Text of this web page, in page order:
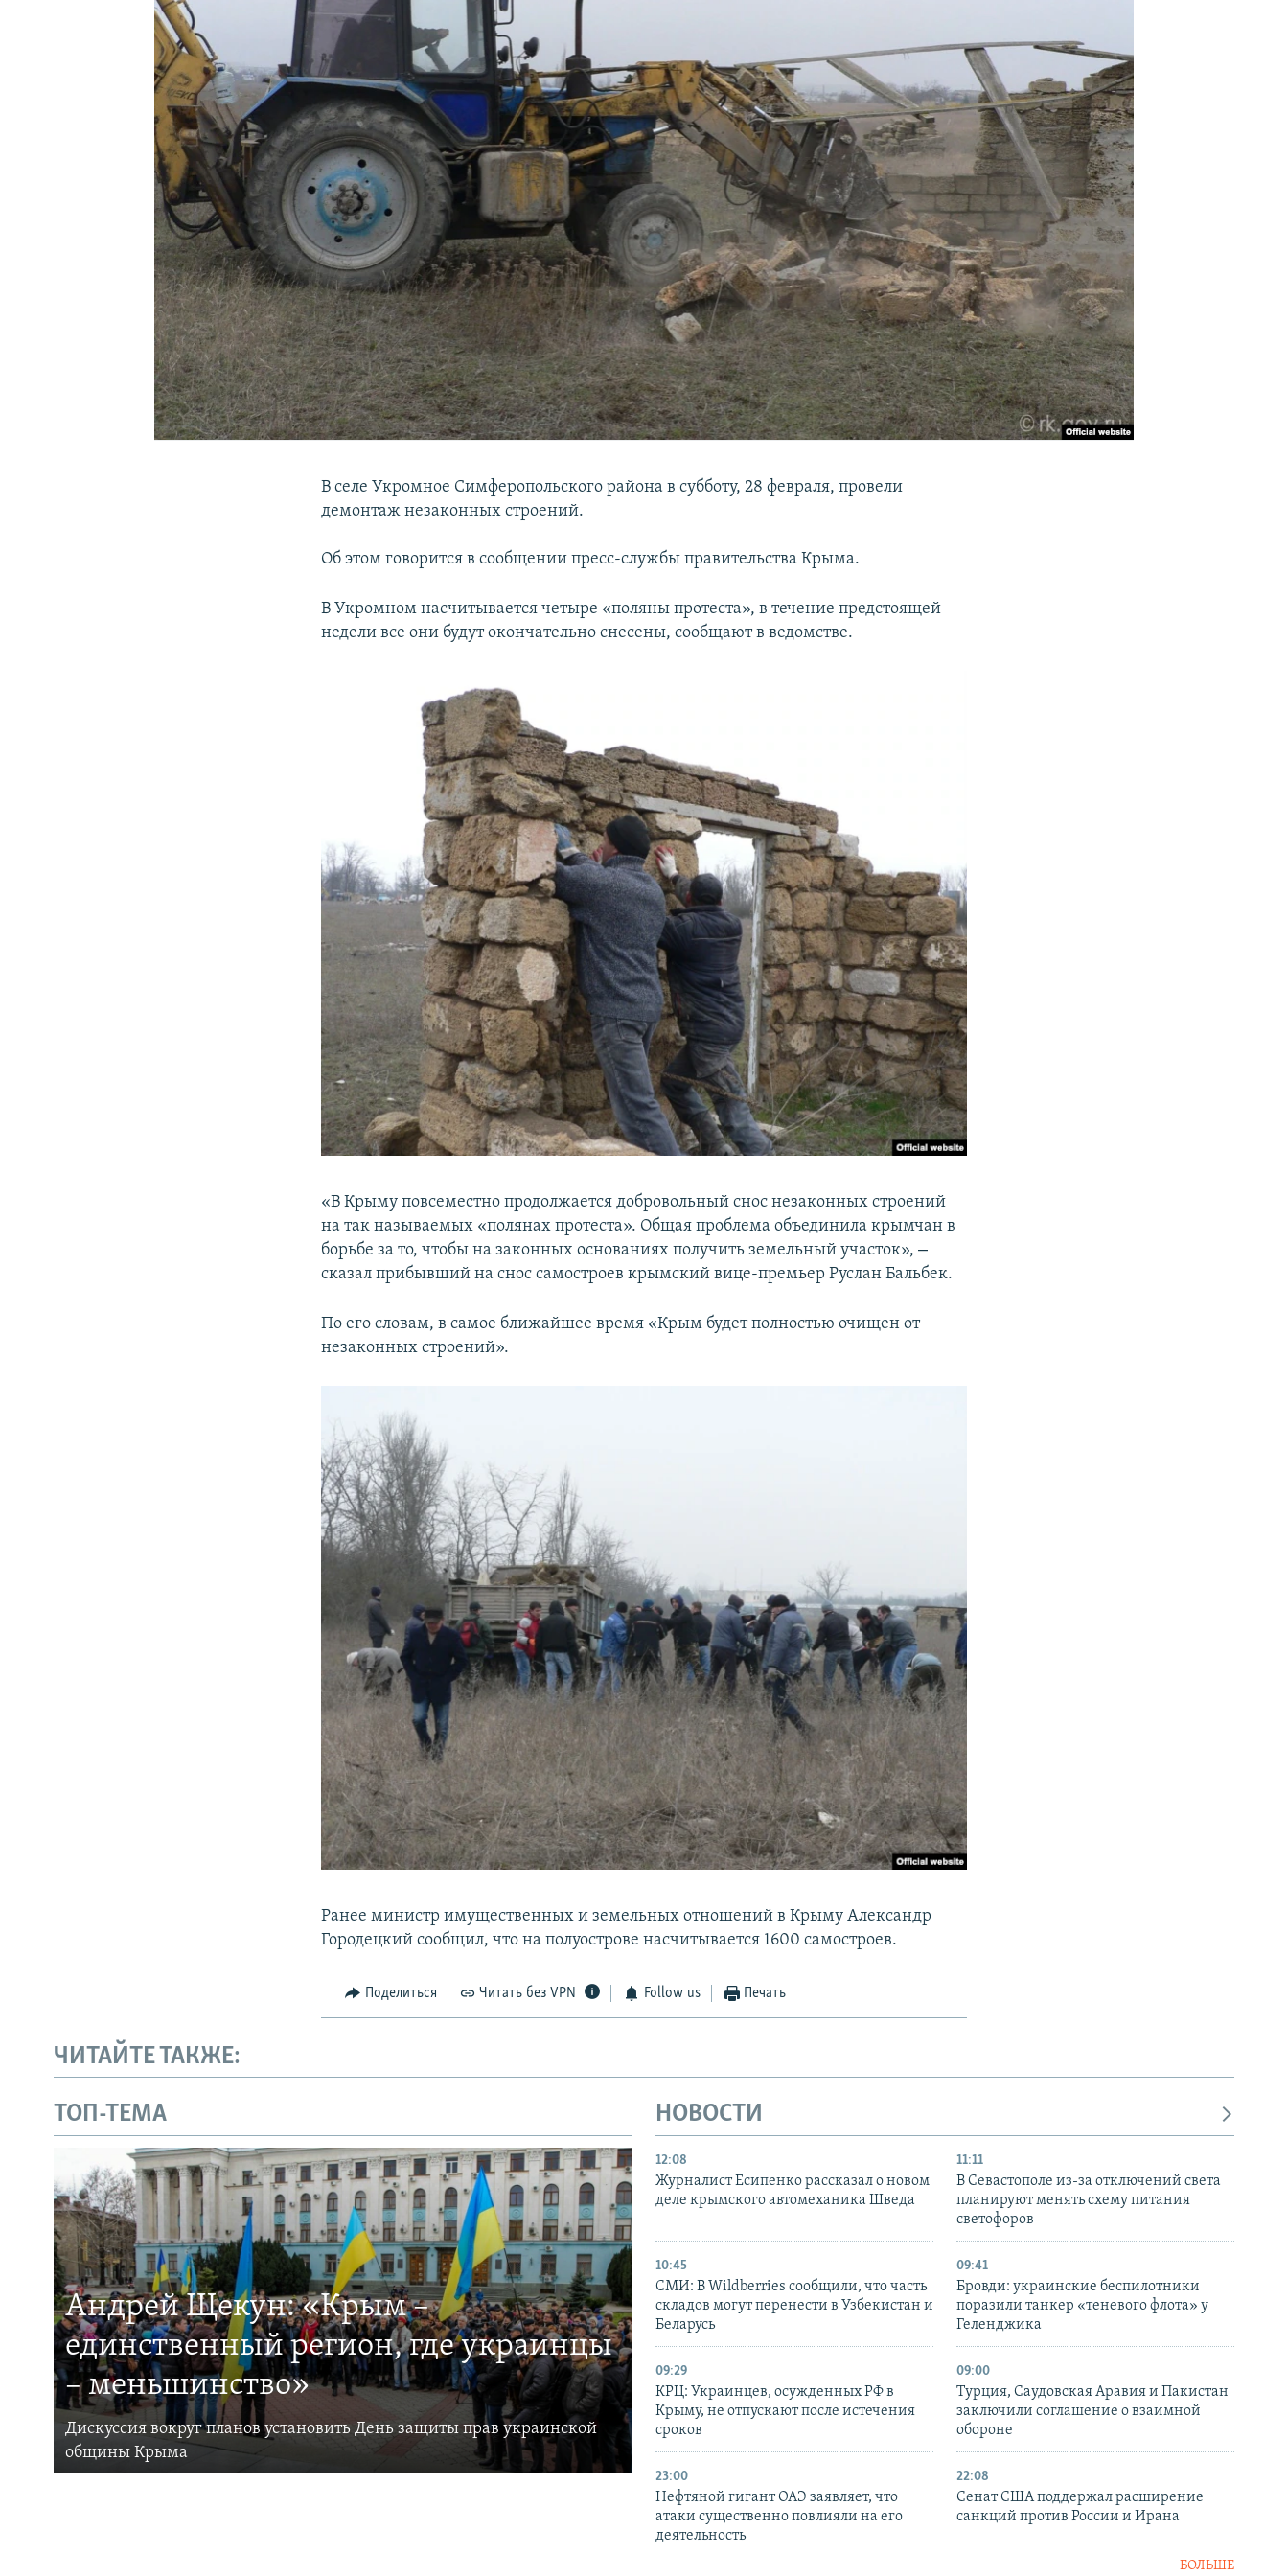
КРЫМ.НЕПОКОРЕННЫЙ
УКРАИНСКАЯ ПРОБЛЕМА КРЫМА
В селе Укромное Симферопольского района в субботу, 28 февраля, провели
демонтаж незаконных строений.
Об этом говорится в сообщении пресс-службы правительства Крыма.
В Укромном насчитывается четыре «поляны протеста», в течение предстоящей
недели все они будут окончательно снесены, сообщают в ведомстве.
«В Крыму повсеместно продолжается добровольный снос незаконных строений
на так называемых «полянах протеста». Общая проблема объединила крымчан в
борьбе за то, чтобы на законных основаниях получить земельный участок»,–
сказал прибывший на снос самостроев крымский вице-премьер Руслан Бальбек.
По его словам, в самое ближайшее время «Крым будет полностью очищен от
незаконных строений».
Ранее министр имущественных и земельных отношений в Крыму Александр
Городецкий сообщил, что на полуострове насчитывается 1600 самостроев.
Поделиться Читать без VPN Follow us Печать
ЧИТАЙТЕ ТАКЖЕ:
ТОП-ТЕМА
Андрей Щекун: «Крым –
единственный регион, где украинцы
– меньшинство»
Дискуссия вокруг планов установить День защиты прав украинской
общины Крыма
НОВОСТИ
12:08
Журналист Есипенко рассказал о новом
деле крымского автомеханика Шведа
11:11
В Севастополе из-за отключений света
планируют менять схему питания
светофоров
10:45
СМИ: В Wildberries сообщили, что часть
складов могут перенести в Узбекистан и
Беларусь
09:41
Бровди: украинские беспилотники
поразили танкер «теневого флота» у
Геленджика
09:29
КРЦ: Украинцев, осужденных РФ в
Крыму, не отпускают после истечения
сроков
09:00
Турция, Саудовская Аравия и Пакистан
заключили соглашение о взаимной
обороне
23:00
Нефтяной гигант ОАЭ заявляет, что
атаки существенно повлияли на его
деятельность
22:08
Сенат США поддержал расширение
санкций против России и Ирана
БОЛЬШЕ